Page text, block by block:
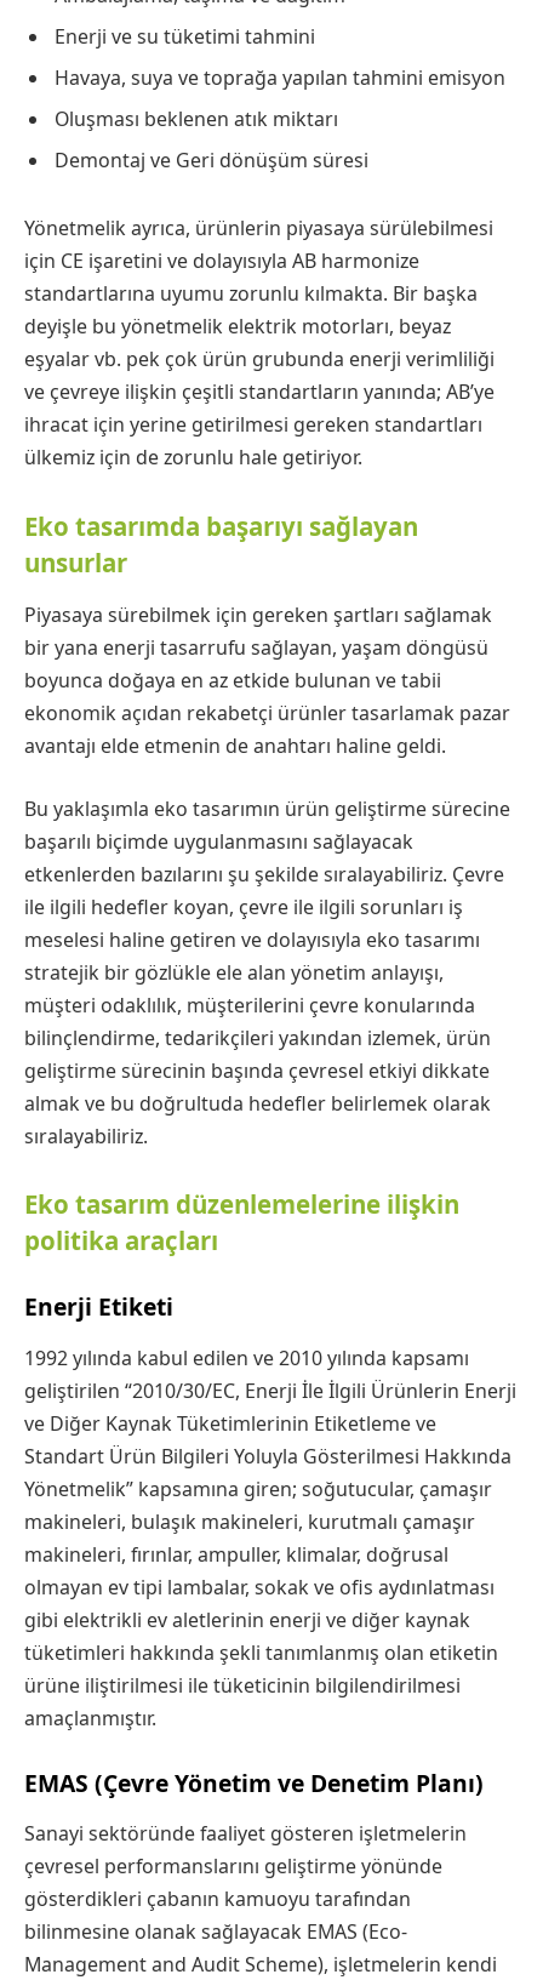
Enerji ve su tüketimi tahmini
Havaya, suya ve toprağa yapılan tahmini emisyon
Oluşması beklenen atık miktarı
Demontaj ve Geri dönüşüm süresi
Yönetmelik ayrıca, ürünlerin piyasaya sürülebilmesi
için CE işaretini ve dolayısıyla AB harmonize
standartlarına uyumu zorunlu kılmakta. Bir başka
deyişle bu yönetmelik elektrik motorları, beyaz
eşyalar vb. pek çok ürün grubunda enerji verimliliği
ve çevreye ilişkin çeşitli standartların yanında; AB’ye
ihracat için yerine getirilmesi gereken standartları
ülkemiz için de zorunlu hale getiriyor.
Eko tasarımda başarıyı sağlayan
unsurlar
Piyasaya sürebilmek için gereken şartları sağlamak
bir yana enerji tasarrufu sağlayan, yaşam döngüsü
boyunca doğaya en az etkide bulunan ve tabii
ekonomik açıdan rekabetçi ürünler tasarlamak pazar
avantajı elde etmenin de anahtarı haline geldi.
Bu yaklaşımla eko tasarımın ürün geliştirme sürecine
başarılı biçimde uygulanmasını sağlayacak
etkenlerden bazılarını şu şekilde sıralayabiliriz. Çevre
ile ilgili hedefler koyan, çevre ile ilgili sorunları iş
meselesi haline getiren ve dolayısıyla eko tasarımı
stratejik bir gözlükle ele alan yönetim anlayışı,
müşteri odaklılık, müşterilerini çevre konularında
bilinçlendirme, tedarikçileri yakından izlemek, ürün
geliştirme sürecinin başında çevresel etkiyi dikkate
almak ve bu doğrultuda hedefler belirlemek olarak
sıralayabiliriz.
Eko tasarım düzenlemelerine ilişkin
politika araçları
Enerji Etiketi
1992 yılında kabul edilen ve 2010 yılında kapsamı
geliştirilen “2010/30/EC, Enerji İle İlgili Ürünlerin Enerji
ve Diğer Kaynak Tüketimlerinin Etiketleme ve
Standart Ürün Bilgileri Yoluyla Gösterilmesi Hakkında
Yönetmelik” kapsamına giren; soğutucular, çamaşır
makineleri, bulaşık makineleri, kurutmalı çamaşır
makineleri, fırınlar, ampuller, klimalar, doğrusal
olmayan ev tipi lambalar, sokak ve ofis aydınlatması
gibi elektrikli ev aletlerinin enerji ve diğer kaynak
tüketimleri hakkında şekli tanımlanmış olan etiketin
ürüne iliştirilmesi ile tüketicinin bilgilendirilmesi
amaçlanmıştır.
EMAS (Çevre Yönetim ve Denetim Planı)
Sanayi sektöründe faaliyet gösteren işletmelerin
çevresel performanslarını geliştirme yönünde
gösterdikleri çabanın kamuoyu tarafından
bilinmesine olanak sağlayacak EMAS (Eco-
Management and Audit Scheme), işletmelerin kendi